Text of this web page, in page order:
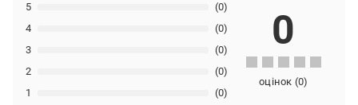
1 (0)
2 (0)
3 (0)
4 (0)
5 (0)
0
оцінок (0)